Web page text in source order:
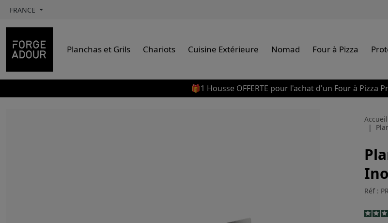
FRANCE
Planchas et Grils Chariots Cuisine Extérieure Nomad Four à Pizza
🎁1 Housse OFFERTE pour l'achat d'un Four à Pizza
Accueil
Réf :